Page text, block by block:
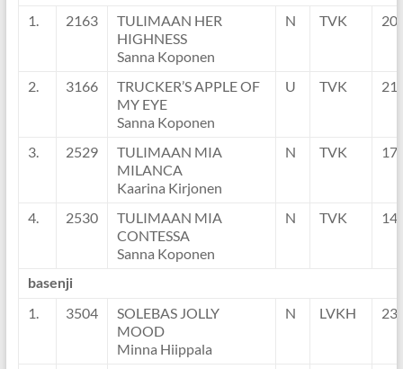
1. 2163
TULIMAAN HER
HIGHNESS
Sanna Koponen
N TVK
2. 3166
TRUCKER’S APPLE OF
MY EYE
Sanna Koponen
U TVK
3. 2529
TULIMAAN MIA
MILANCA
Kaarina Kirjonen
N TVK
4. 2530
TULIMAAN MIA
CONTESSA
Sanna Koponen
N TVK
basenji
1. 3504
SOLEBAS JOLLY
MOOD
Minna Hiippala
N LVKH